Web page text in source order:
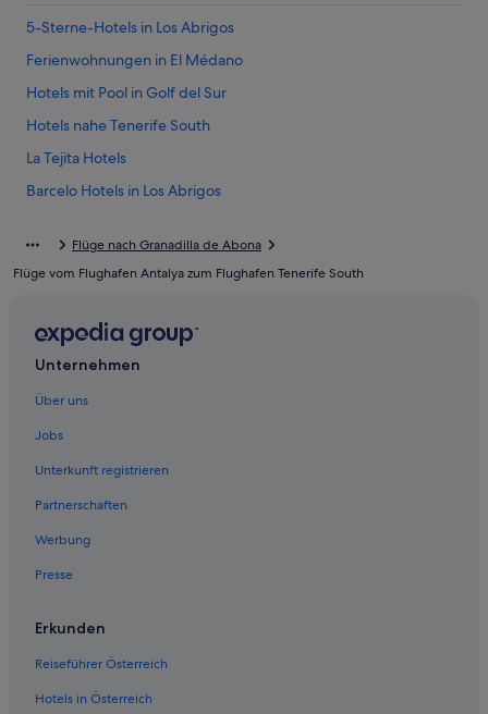
5-Sterne-Hotels in Los Abrigos
Ferienwohnungen in El Médano
Hotels mit Pool in Golf del Sur
Hotels nahe Tenerife South
La Tejita Hotels
Barcelo Hotels in Los Abrigos
Hotels nahe Playa de la Tejita
Flüge nach Granadilla de Abona
Flüge vom Flughafen Antalya zum Flughafen Tenerife South
Unternehmen
Über uns
Jobs
Unterkunft registrieren
Partnerschaften
Werbung
Presse
Erkunden
Reiseführer Österreich
Hotels in Österreich